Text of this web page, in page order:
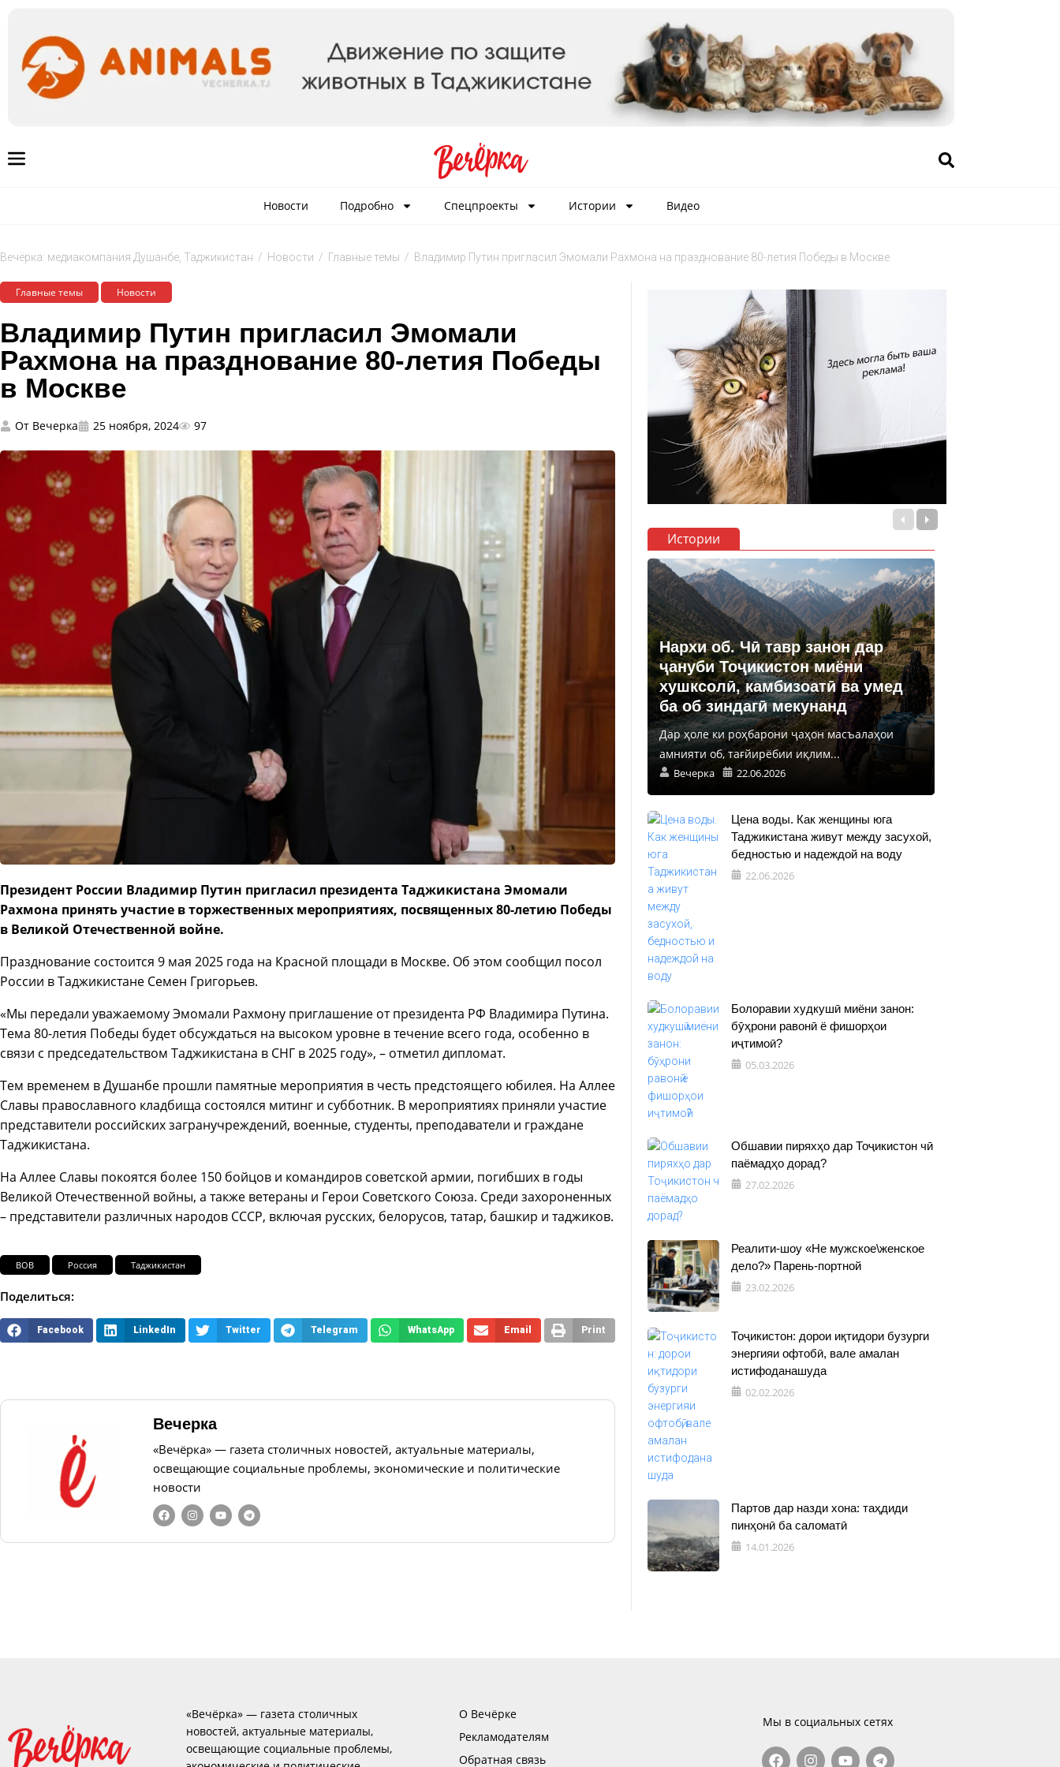
Новости Подробно Спецпроекты Истории Видео
Вечёрка: медиакомпания Душанбе, Таджикистан / Новости / Главные темы / Владимир Путин пригласил Эмомали Рахмона на празднование 80-летия Победы в Москве
Главные темы Новости
Владимир Путин пригласил Эмомали
Рахмона на празднование 80-летия Победы
в Москве
От Вечерка 25 ноября, 2024 97
Президент России Владимир Путин пригласил президента Таджикистана Эмомали
Рахмона принять участие в торжественных мероприятиях, посвященных 80-летию Победы
в Великой Отечественной войне.
Празднование состоится 9 мая 2025 года на Красной площади в Москве. Об этом сообщил посол
России в Таджикистане Семен Григорьев.
«Мы передали уважаемому Эмомали Рахмону приглашение от президента РФ Владимира Путина.
Тема 80-летия Победы будет обсуждаться на высоком уровне в течение всего года, особенно в
связи с председательством Таджикистана в СНГ в 2025 году», – отметил дипломат.
Тем временем в Душанбе прошли памятные мероприятия в честь предстоящего юбилея. На Аллее
Славы православного кладбища состоялся митинг и субботник. В мероприятиях приняли участие
представители российских загранучреждений, военные, студенты, преподаватели и граждане
Таджикистана.
На Аллее Славы покоятся более 150 бойцов и командиров советской армии, погибших в годы
Великой Отечественной войны, а также ветераны и Герои Советского Союза. Среди захороненных
– представители различных народов СССР, включая русских, белорусов, татар, башкир и таджиков.
ВОВ Россия Таджикистан
Поделиться:
Facebook LinkedIn Twitter Telegram WhatsApp Email Print
Вечерка
«Вечёрка» — газета столичных новостей, актуальные материалы,
освещающие социальные проблемы, экономические и политические
новости
Истории
Нархи об. Чӣ тавр занон дар
ҷануби Тоҷикистон миёни
хушксолӣ, камбизоатӣ ва умед
ба об зиндагӣ мекунанд
Дар ҳоле ки роҳбарони ҷаҳон масъалаҳои
амнияти об, тағйирёбии иқлим...
Вечерка 22.06.2026
Цена воды. Как женщины юга
Таджикистана живут между засухой,
бедностью и надеждой на воду
22.06.2026
Болоравии худкушӣ миёни занон:
бӯҳрони равонӣ ё фишорҳои
иҷтимоӣ?
05.03.2026
Обшавии пиряхҳо дар Тоҷикистон чӣ
паёмадҳо дорад?
27.02.2026
Реалити-шоу «Не мужское\женское
дело?» Парень-портной
23.02.2026
Тоҷикистон: дорои иқтидори бузурги
энергияи офтобӣ, вале амалан
истифоданашуда
02.02.2026
Партов дар назди хона: таҳдиди
пинҳонӣ ба саломатӣ
14.01.2026
«Вечёрка» — газета столичных
новостей, актуальные материалы,
освещающие социальные проблемы,
О Вечёрке
Рекламодателям
Обратная связь
Мы в социальных сетях